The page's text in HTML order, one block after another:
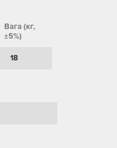
Вага (кг,
±5%)
18